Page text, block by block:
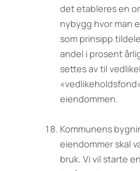
det etableres en
nybygg hvor man
som prinsipp
andel i prosent
settes av til
eiendommen.
Kommunens
eiendommer skal
bruk. Vi vil starte